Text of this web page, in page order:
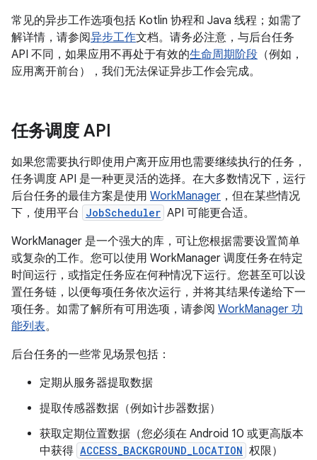
常见的异步工作选项包括 Kotlin 协程和 Java 线程；如需了
解详情，请参阅异步工作文档。请务必注意，与后台任务
API 不同，如果应用不再处于有效的生命周期阶段 （例如，
应用离开前台），我们无法保证异步工作会完成。
任务调度 API
如果您需要执行即使用户离开应用也需要继续执行的任务，
任务调度 API 是一种更灵活的选择。在大多数情况下，运行
后台任务的最佳方案是使用 WorkManager ，但在某些情况
下，使用平台
JobScheduler API 可能更合适。
WorkManager 是一个强大的库，可让您根据需要设置简单
或复杂的工作。您可以使用 WorkManager 调度任务在特定
时间运行，或指定任务应在何种情况下运行。您甚至可以设
置任务链，以便每项任务依次运行，并将其结果传递给下一
项任务。如需了解所有可用选项，请参阅 WorkManager 功
能列表。
后台任务的一些常见场景包括：
定期从服务器提取数据
提取传感器数据（例如计步器数据）
获取定期位置数据（您必须在 Android 10 或更高版本
中获得 ACCESS_BACKGROUND_LOCATION 权限）